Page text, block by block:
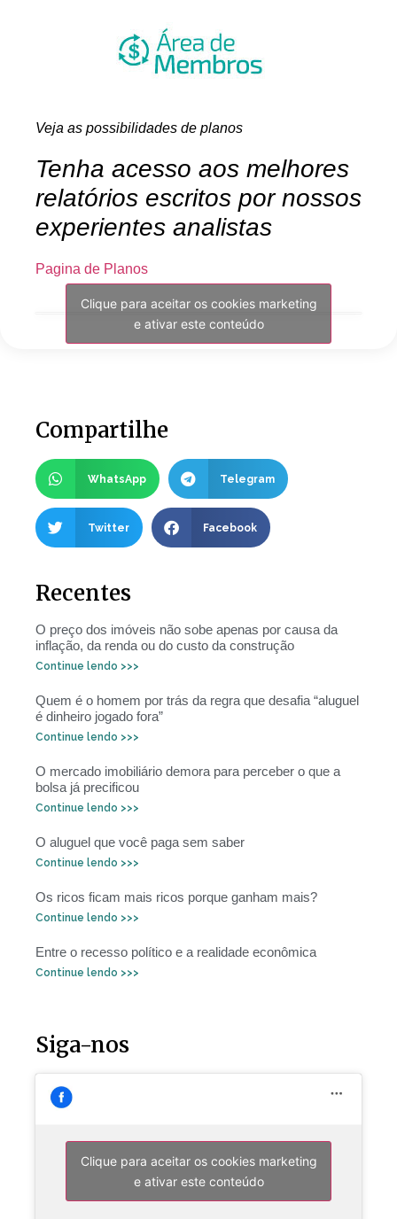
Veja as possibilidades de planos
Tenha acesso aos melhores
relatórios escritos por nossos
experientes analistas
Pagina de Planos
Clique para aceitar os cookies marketing
e ativar este conteúdo
Compartilhe
WhatsApp Telegram
Twitter Facebook
Recentes
O preço dos imóveis não sobe apenas por causa da
inflação, da renda ou do custo da construção
Continue lendo >>>
Quem é o homem por trás da regra que desafia “aluguel
é dinheiro jogado fora”
Continue lendo >>>
O mercado imobiliário demora para perceber o que a
bolsa já precificou
Continue lendo >>>
O aluguel que você paga sem saber
Continue lendo >>>
Os ricos ficam mais ricos porque ganham mais?
Continue lendo >>>
Entre o recesso político e a realidade econômica
Continue lendo >>>
Siga-nos
Clique para aceitar os cookies marketing
e ativar este conteúdo